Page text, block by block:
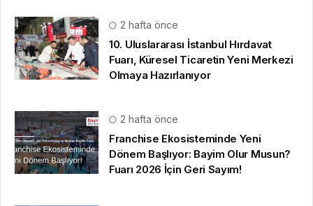
2 hafta önce
10. Uluslararası İstanbul Hırdavat
Fuarı, Küresel Ticaretin Yeni Merkezi
Olmaya Hazırlanıyor
2 hafta önce
Franchise Ekosisteminde Yeni
Dönem Başlıyor: Bayim Olur Musun?
Fuarı 2026 İçin Geri Sayım!